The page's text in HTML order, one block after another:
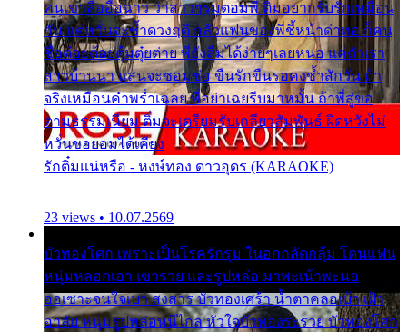
คนเขาลืออื้อฉาว ว่าสาวๆรุมตอมพี่ ติ๋มอยากรับรักเหมือน
กัน แต่หวั่นจะช้ำดวงฤดี กลัวแฟนของพี่ชี้หน้าด่าทอ ก็คน
ชื่อต๋อยต้อยตุ้มตุ๋ยต่าย พี่ยังลืมได้ง่ายๆเลยหนอ แค่ตัวเรา
สาวบ้านนา แสนจะซอมซ่อ ขืนรักขืนรอคงช้ำสักวัน ถ้า
จริงเหมือนคำพร่ำเฉลย พี่อย่าเฉยรีบมาหมั้น ถ้าพี่สู่ขอ
ตามธรรมเนียม ติ๋มจะเตรียมรับเกลียวสัมพันธ์ ผิดหวังไม่
หวั่นขอยอมได้เคียง
รักติ๋มแน่หรือ - หงษ์ทอง ดาวอุดร (KARAOKE)
23 views • 10.07.2569
บัวทองโศก เพราะเป็นโรครักรุม ในอกกลัดกลุ้ม โดนแฟน
หนุ่มหลอกเอา เขารวย และรูปหล่อ มาพะเน้าพะนอ
ออเซาะจนใจเบา สงสาร บัวทองเศร้า น้ำตาคลอเบ้า เฝ้า
อาลัย หนุ่มรูปหล่อหนีไกล หัวใจบัวทองระรวย บัวทองโศก